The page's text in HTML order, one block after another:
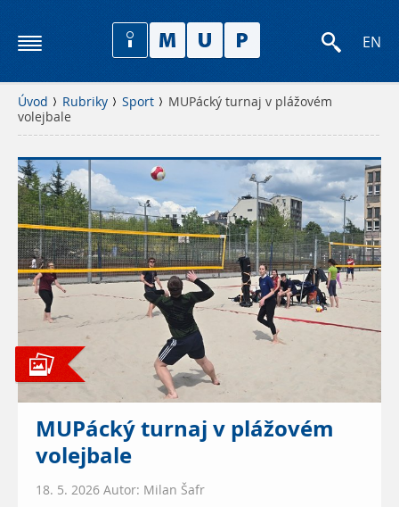
EN
Úvod Rubriky Sport
MUPácký turnaj v plážovém
volejbale
MUPácký turnaj v plážovém
volejbale
18. 5. 2026 Autor: Milan Šafr